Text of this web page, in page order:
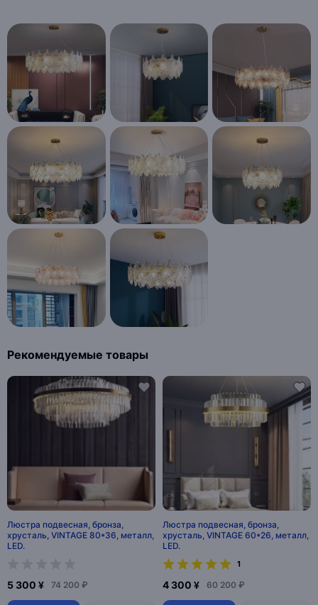
Рекомендуемые товары
Люстра подвесная, бронза,
хрусталь, VINTAGE 80*36, металл,
LED.
5 300 ¥ 74 200 ₽
Люстра подвесная, бронза,
хрусталь, VINTAGE 60*26, металл,
LED.
1
4 300 ¥ 60 200 ₽